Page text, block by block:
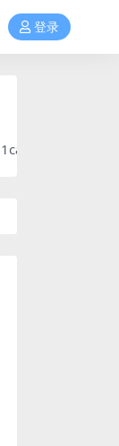
登录